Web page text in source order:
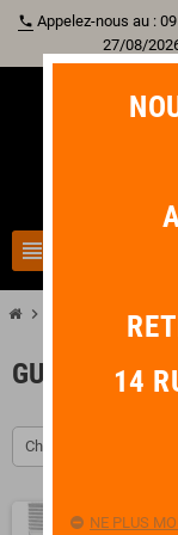
phone Appelez-nous au :
27/08/
view_headline
chevron_right Corde
GUITARE
Choisir
14
NE PLUS